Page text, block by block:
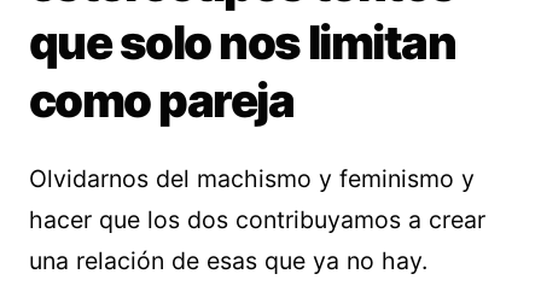
que solo nos limitan
como pareja
Olvidarnos del machismo y feminismo y
hacer que los dos contribuyamos a crear
una relación de esas que ya no hay.